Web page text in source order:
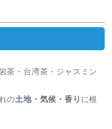
茶・台湾茶・ジャスミン
の土地・気候・香り に根